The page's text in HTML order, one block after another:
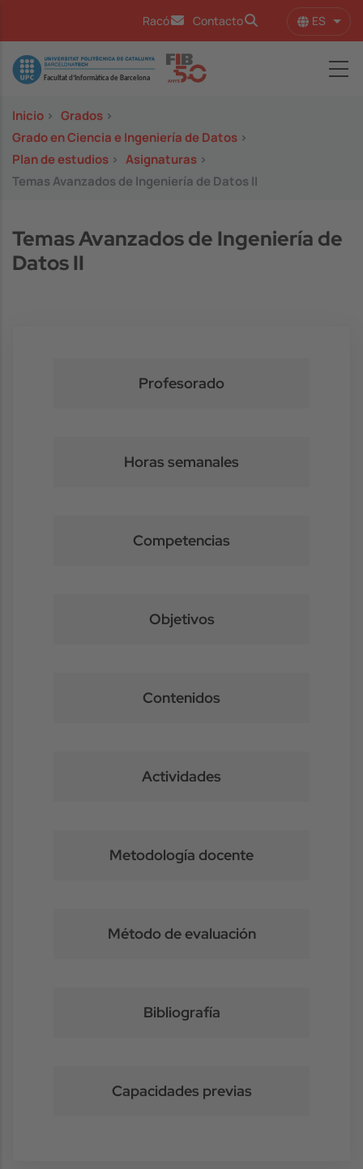
Racó Contacto ES
Image
Inicio > Grados >
Grado en Ciencia e Ingeniería de Datos >
Plan de estudios > Asignaturas >
Temas Avanzados de Ingeniería de Datos II
Temas Avanzados de Ingeniería de
Datos II
Profesorado
Horas semanales
Competencias
Objetivos
Contenidos
Actividades
Metodología docente
Método de evaluación
Bibliografía
Capacidades previas